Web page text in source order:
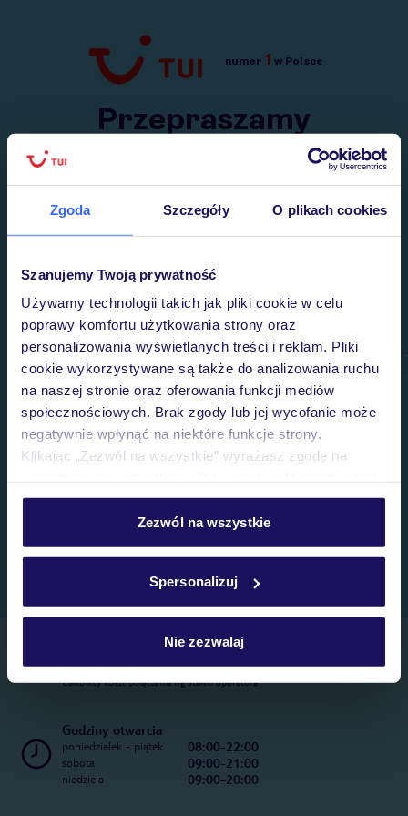
Zgoda Szczegóły O plikach cookies
Szanujemy Twoją prywatność
Używamy technologii takich jak pliki cookie w celu
poprawy komfortu użytkowania strony oraz
personalizowania wyświetlanych treści i reklam. Pliki
cookie wykorzystywane są także do analizowania ruchu
na naszej stronie oraz oferowania funkcji mediów
społecznościowych. Brak zgody lub jej wycofanie może
negatywnie wpłynąć na niektóre funkcje strony.
Klikając „Zezwól na wszystkie” wyrażasz zgodę na
personalizować swój wybór wchodząc w zakładkę
Szczegółowe informacje o plikach cookie znajdziesz
Zezwól na wszystkie
Spersonalizuj
Nie zezwalaj
Przejdź do TUI.pl
numer 1 w Polsce
Przepraszamy
Wysłaliśmy nasz serwis na krótkie wakacje.
Telefoniczne Centrum Rezerwacji
22 270 31 20
Całkowity koszt połączenia wg stawki operatora
Godziny otwarcia
poniedziałek - piątek 08:00-22:00
sobota 09:00-21:00
niedziela 09:00-20:00